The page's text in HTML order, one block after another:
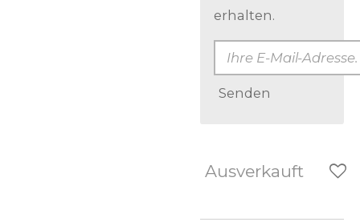
erhalten.
Senden
Ausverkauft